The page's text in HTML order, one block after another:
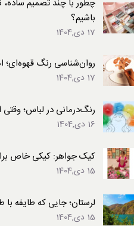
چطور با چند تصمیم
باشیم؟
17 دی,1404
روان‌شناسی رنگ
17 دی,1404
رنگ‌درمانی در لباس؛
16 دی,1404
کیک جواهر: کیکی خاص برای تولد ۶۲ سالگی
15 دی,1404
لرستان؛ جایی که طایفه
15 دی,1404